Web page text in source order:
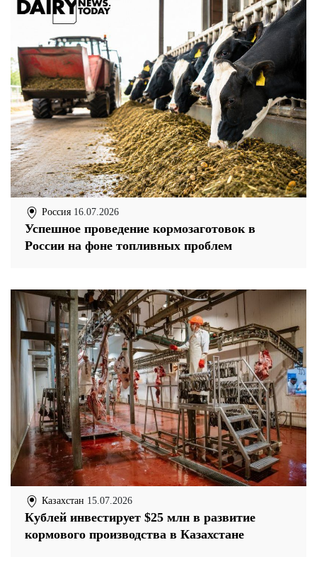
Россия 16.07.2026
Успешное проведение кормозаготовок в
России на фоне топливных проблем
Казахстан 15.07.2026
Кублей инвестирует $25 млн в развитие
кормового производства в Казахстане